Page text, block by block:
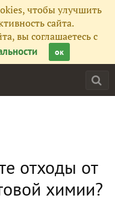
чтобы улучшить
сайта.
вы соглашаетесь с
ок
отходы от
химии?